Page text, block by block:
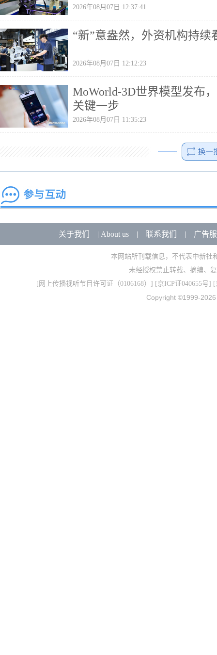
2026年08月07日 12:37:41
“新”意盎然，外资机构持续
2026年08月07日 12:12:23
MoWorld-3D世界模型发布
关键一步
2026年08月07日 11:35:23
关于我们 | About us| 联系我们 | 广告
本网站所刊载信息，不代表中新社
未经授权禁止转载、摘编、
[ 网上传播视听节目许可证（0106168） ] [京ICP证040655号] [
Copyright ©1999-